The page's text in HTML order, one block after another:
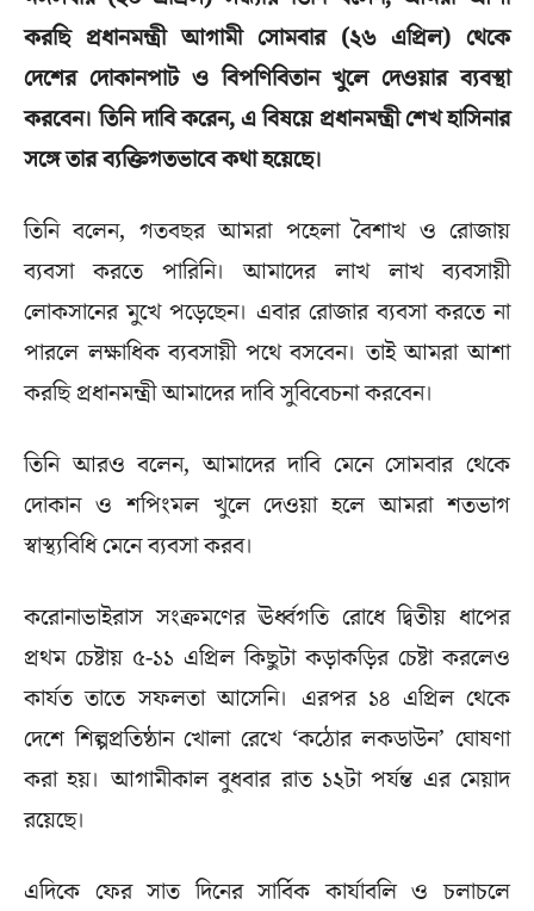
করছি প্রধানমন্ত্রী আগামী সোমবার (২৬ এপ্রিল) থেকে
দেশের দোকানপাট ও বিপণিবিতান খুলে দেওয়ার ব্যবস্থা
করবেন। তিনি দাবি করেন, এ বিষয়ে প্রধানমন্ত্রী শেখ হাসিনার
সঙ্গে তার ব্যক্তিগতভাবে কথা হয়েছে।
তিনি বলেন, গতবছর আমরা পহেলা বৈশাখ ও রোজায়
ব্যবসা করতে পারিনি। আমাদের লাখ লাখ ব্যবসায়ী
লোকসানের মুখে পড়েছেন। এবার রোজার ব্যবসা করতে না
পারলে লক্ষাধিক ব্যবসায়ী পথে বসবেন। তাই আমরা আশা
করছি প্রধানমন্ত্রী আমাদের দাবি সুবিবেচনা করবেন।
তিনি আরও বলেন, আমাদের দাবি মেনে সোমবার থেকে
দোকান ও শপিংমল খুলে দেওয়া হলে আমরা শতভাগ
স্বাস্থ্যবিধি মেনে ব্যবসা করব।
করোনাভাইরাস সংক্রমণের ঊর্ধ্বগতি রোধে দ্বিতীয় ধাপের
প্রথম চেষ্টায় ৫-১১ এপ্রিল কিছুটা কড়াকড়ির চেষ্টা করলেও
কার্যত তাতে সফলতা আসেনি। এরপর ১৪ এপ্রিল থেকে
দেশে শিল্পপ্রতিষ্ঠান খোলা রেখে ‘কঠোর লকডাউন’ ঘোষণা
করা হয়। আগামীকাল বুধবার রাত ১২টা পর্যন্ত এর মেয়াদ
রয়েছে।
এদিকে ফের সাত দিনের সার্বিক কার্যাবলি ও চলাচলে